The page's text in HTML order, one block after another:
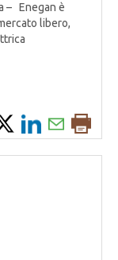
– Enegan è
libero,